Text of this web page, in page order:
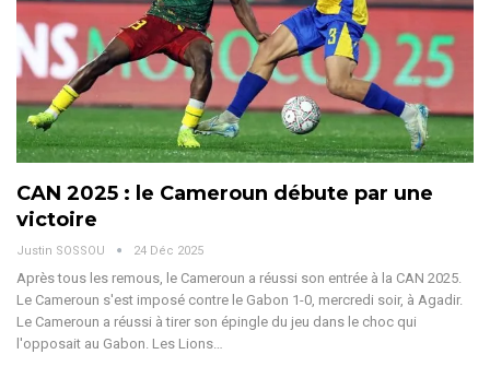
CAN 2025 : le Cameroun débute par une
victoire
Justin SOSSOU 24 Déc 2025
Après tous les remous, le Cameroun a réussi son entrée à la CAN 2025.
Le Cameroun s'est imposé contre le Gabon 1-0, mercredi soir, à Agadir.
Le Cameroun a réussi à tirer son épingle du jeu dans le choc qui
l'opposait au Gabon. Les Lions…